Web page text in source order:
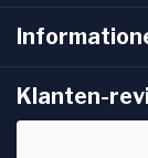
Klanten-